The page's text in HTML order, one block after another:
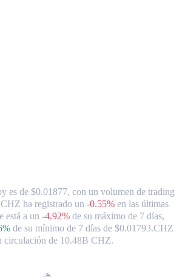
es de $0.01877, con un volumen de trading
ha registrado un -0.55% en las últimas
está a un -4.92% de su máximo de 7 días,
de su mínimo de 7 días de $0.01793.CHZ
circulación de 10.48B CHZ.